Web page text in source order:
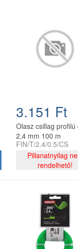
3.151 Ft
Olasz csillag profilú
2,4 mm 100 m
FIN/T/2.4/0.5/CS
Pillanatnyilag
rendelhető!